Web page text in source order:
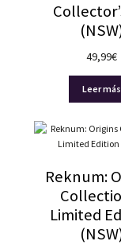
49,99€
Leer más
Reknum:
Limited